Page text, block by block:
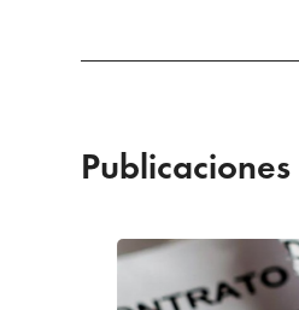
Publicaciones